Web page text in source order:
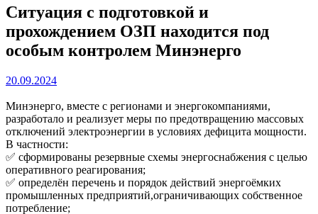
Ситуация с подготовкой и
прохождением ОЗП находится под
особым контролем Минэнерго
20.09.2024
Минэнерго, вместе с регионами и энергокомпаниями,
разработало и реализует меры по предотвращению массовых
отключений электроэнергии в условиях дефицита мощности.
В частности:
✅ сформированы резервные схемы энергоснабжения с целью
оперативного реагирования;
✅ определён перечень и порядок действий энергоёмких
промышленных предприятий,ограничивающих собственное
потребление;